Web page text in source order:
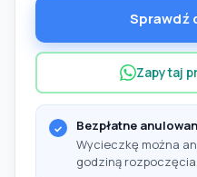
Sprawdź
Zapytaj
Bezpłatne
Wycieczkę można
godziną rozpoczęcia.